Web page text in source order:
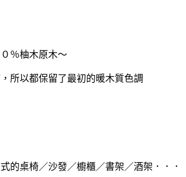
％柚木原木～
所以都保留了最初的暖木質色調
的桌椅／沙發／櫥櫃／書架／酒架．．．